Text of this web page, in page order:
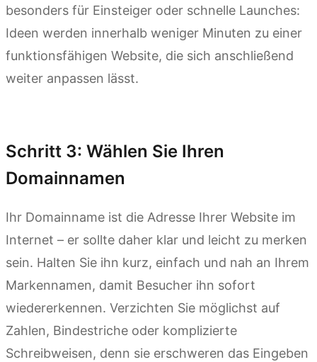
besonders für Einsteiger oder schnelle Launches:
Ideen werden innerhalb weniger Minuten zu einer
funktionsfähigen Website, die sich anschließend
weiter anpassen lässt.
Schritt 3: Wählen Sie Ihren
Domainnamen
Ihr Domainname ist die Adresse Ihrer Website im
Internet – er sollte daher klar und leicht zu merken
sein. Halten Sie ihn kurz, einfach und nah an Ihrem
Markennamen, damit Besucher ihn sofort
wiedererkennen. Verzichten Sie möglichst auf
Zahlen, Bindestriche oder komplizierte
Schreibweisen, denn sie erschweren das Eingeben